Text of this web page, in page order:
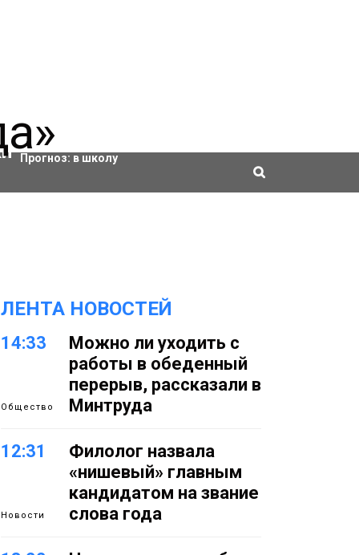
Актировки
Прогноз: в школу
ЛЕНТА НОВОСТЕЙ
14:33
Общество
Можно ли уходить с
работы в обеденный
перерыв, рассказали в
Минтруда
12:31
Новости
Филолог назвала
«нишевый» главным
кандидатом на звание
слова года